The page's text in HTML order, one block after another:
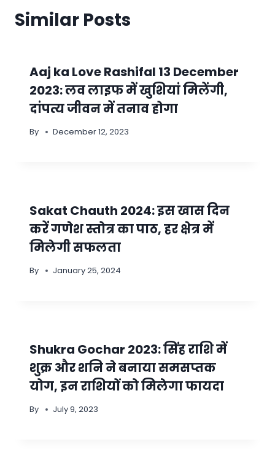
Similar Posts
Aaj ka Love Rashifal 13 December
2023: लव लाइफ में खुशियां मिलेंगी,
दांपत्य जीवन में तनाव होगा
By December 12, 2023
Sakat Chauth 2024: इस खास दिन
करें गणेश स्तोत्र का पाठ, हर क्षेत्र में
मिलेगी सफलता
By January 25, 2024
Shukra Gochar 2023: सिंह राशि में
शुक्र और शनि ने बनाया समसप्तक
योग, इन राशियों को मिलेगा फायदा
By July 9, 2023